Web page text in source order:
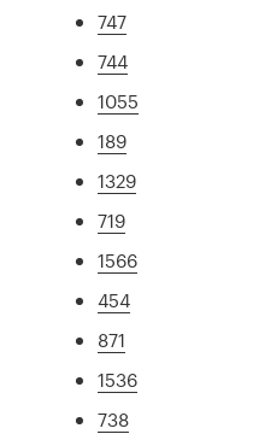
747
744
1055
189
1329
719
1566
454
871
1536
738